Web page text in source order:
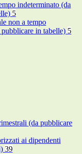
indeterminato (da
5
non a tempo
in tabelle) 5
(da pubblicare
ai dipendenti
39